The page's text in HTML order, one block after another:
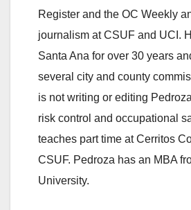
Register and the OC Weekly
journalism at CSUF and UCI.
Santa Ana for over 30 years
several city and county
is not writing or editing
risk control and occupational
teaches part time at Cerritos
CSUF. Pedroza has an MBA
University.